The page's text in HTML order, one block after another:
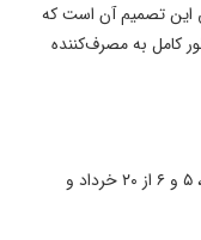
این تصمیم آن است که
کامل به مصرف‌کننده
زمان شارژ کالابرگ الکترونیکی برای خرداد ۱۴۰۵ اعلام شد. مشمولان با رقم پایانی کد ملی ۰، ۱ و ۲ از ۱۵ خرداد، رقم‌های ۳، ۴، ۵ و ۶ از ۲۰ خرداد و